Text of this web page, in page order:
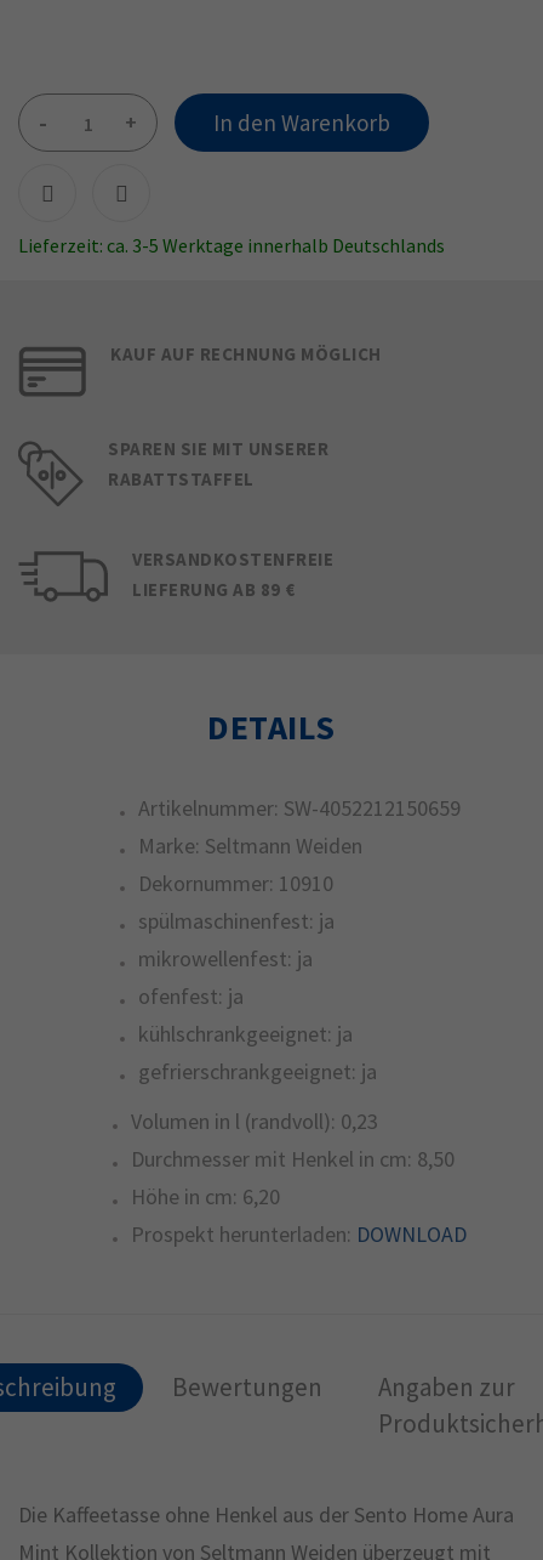
- + In den Warenkorb
Lieferzeit: ca. 3-5 Werktage innerhalb Deutschlands
KAUF AUF RECHNUNG MÖGLICH
SPAREN SIE MIT UNSERER
RABATTSTAFFEL
VERSANDKOSTENFREIE
LIEFERUNG AB 89 €
DETAILS
Artikelnummer: SW-4052212150659
Marke: Seltmann Weiden
Dekornummer: 10910
spülmaschinenfest: ja
mikrowellenfest: ja
ofenfest: ja
kühlschrankgeeignet: ja
gefrierschrankgeeignet: ja
Volumen in l (randvoll): 0,23
Durchmesser mit Henkel in cm: 8,50
Höhe in cm: 6,20
Prospekt herunterladen: DOWNLOAD
Bewertungen
Angaben zur
Die Kaffeetasse ohne Henkel aus der Sento Home Aura
Mint Kollektion von Seltmann Weiden überzeugt mit